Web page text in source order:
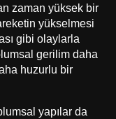
zaman yüksek bir
yükselmesi
gibi olaylarla
gerilim daha
huzurlu bir
yapılar da